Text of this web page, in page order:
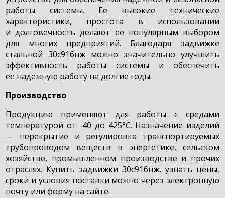
работы системы. Ее высокие технические
характеристики, простота в использовании
и долговечность делают ее популярным выбором
для многих предприятий. Благодаря задвижке
стальной 30с916нж можно значительно улучшить
эффективность работы системы и обеспечить
ее надежную работу на долгие годы.
Производство
Продукцию применяют для работы с средами
температурой от -40 до 425°С. Назначение изделий
— перекрытие и регулировка транспортируемых
трубопроводом веществ в энергетике, сельском
хозяйстве, промышленном производстве и прочих
отраслях. Купить задвижки 30с916нж, узнать цены,
сроки и условия поставки можно через электронную
почту или форму на сайте.